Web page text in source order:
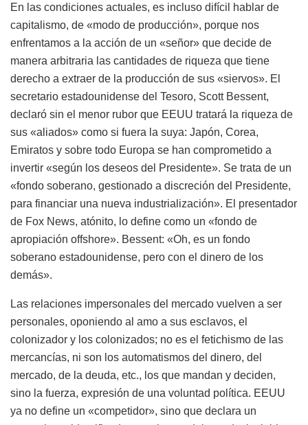
En las condiciones actuales, es incluso difícil hablar de
capitalismo, de «modo de producción», porque nos
enfrentamos a la acción de un «señor» que decide de
manera arbitraria las cantidades de riqueza que tiene
derecho a extraer de la producción de sus «siervos». El
secretario estadounidense del Tesoro, Scott Bessent,
declaró sin el menor rubor que EEUU tratará la riqueza de
sus «aliados» como si fuera la suya: Japón, Corea,
Emiratos y sobre todo Europa se han comprometido a
invertir «según los deseos del Presidente». Se trata de un
«fondo soberano, gestionado a discreción del Presidente,
para financiar una nueva industrialización». El presentador
de Fox News, atónito, lo define como un «fondo de
apropiación offshore». Bessent: «Oh, es un fondo
soberano estadounidense, pero con el dinero de los
demás».
Las relaciones impersonales del mercado vuelven a ser
personales, oponiendo al amo a sus esclavos, el
colonizador y los colonizados; no es el fetichismo de las
mercancías, ni son los automatismos del dinero, del
mercado, de la deuda, etc., los que mandan y deciden,
sino la fuerza, expresión de una voluntad política. EEUU
ya no define un «competidor», sino que declara un